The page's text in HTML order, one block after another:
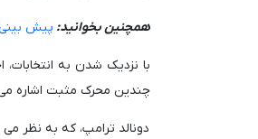
همچنین بخوانید: پیش بینی قیمت
با نزدیک شدن به
چندین محرک مثبت اشاره می
دونالد ترامپ، که به نظر